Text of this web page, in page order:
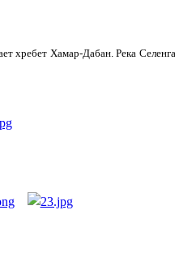
хребет Хамар-Дабан. Река